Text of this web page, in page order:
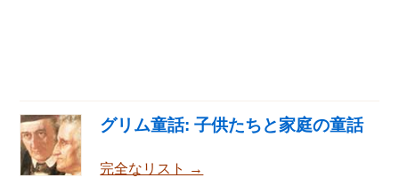
グリム童話: 子供たちと家庭の童話
完全なリスト →